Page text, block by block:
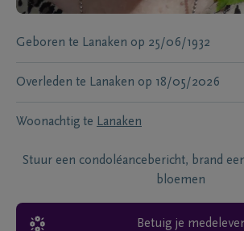
Geboren te Lanaken op 25/06/1932
Overleden te Lanaken op 18/05/2026
Woonachtig te Lanaken
Stuur een condoléancebericht, brand
bloemen
Betuig je